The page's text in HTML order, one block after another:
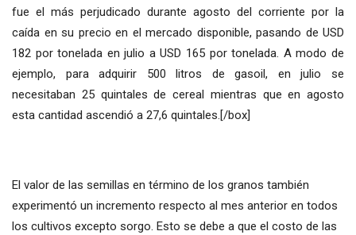
fue el más perjudicado durante agosto del corriente por la
caída en su precio en el mercado disponible, pasando de USD
182 por tonelada en julio a USD 165 por tonelada. A modo de
ejemplo, para adquirir 500 litros de gasoil, en julio se
necesitaban 25 quintales de cereal mientras que en agosto
esta cantidad ascendió a 27,6 quintales.[/box]
El valor de las semillas en término de los granos también
experimentó un incremento respecto al mes anterior en todos
los cultivos excepto sorgo. Esto se debe a que el costo de las